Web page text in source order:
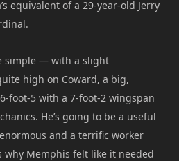
equivalent of a 29-year-old Jerry
simple — with a slight
high on Coward, a big,
foot-5 with a 7-foot-2 wingspan
He’s going to be a useful
and a terrific worker
why Memphis felt like it needed